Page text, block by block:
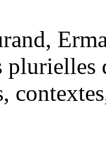
plurielles